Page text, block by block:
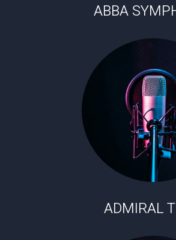
ABBA
ADMIRAL